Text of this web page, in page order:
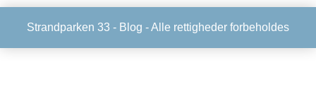
Strandparken 33 - Blog - Alle rettigheder forbeholdes